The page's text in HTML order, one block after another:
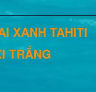
XANH TAHITI
TRẮNG